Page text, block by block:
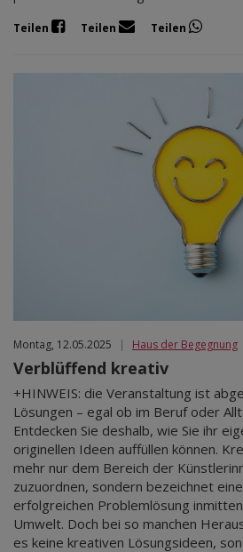
Teilen Teilen Teilen
Montag, 12.05.2025 | Haus der Begegnung
Verblüffend kreativ
+HINWEIS: die Veranstaltung ist
Lösungen – egal ob im Beruf oder
Entdecken Sie deshalb, wie Sie ihr
originellen Ideen auffüllen können.
mehr nur dem Bereich der
zuzuordnen, sondern bezeichnet
erfolgreichen Problemlösung
Umwelt. Doch bei so manchen
es keine kreativen Lösungsideen,